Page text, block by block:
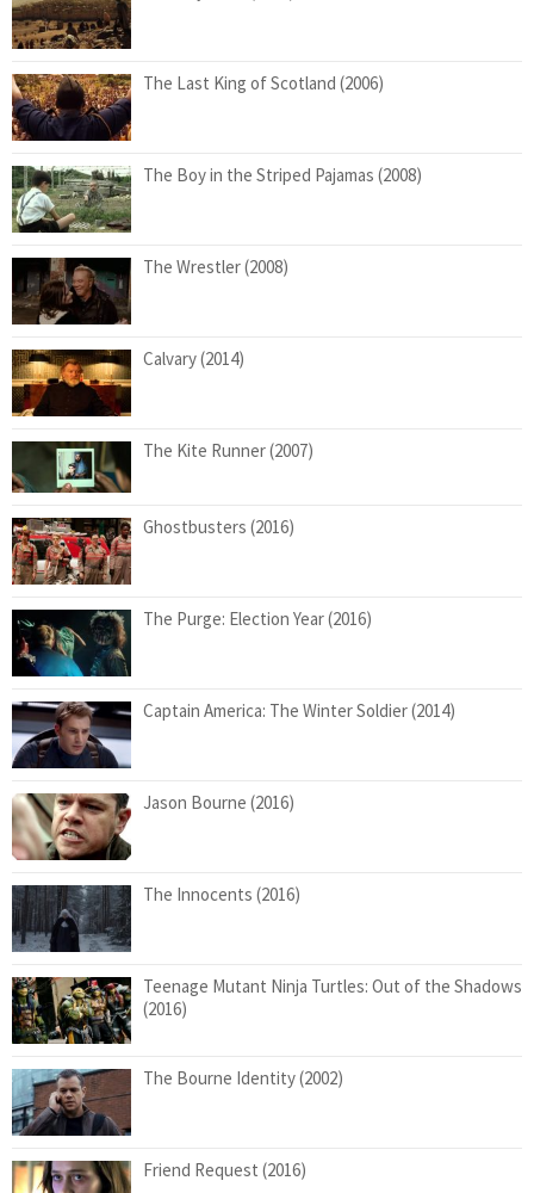
The Last King of Scotland (2006)
The Boy in the Striped Pajamas (2008)
The Wrestler (2008)
Calvary (2014)
The Kite Runner (2007)
Ghostbusters (2016)
The Purge: Election Year (2016)
Captain America: The Winter Soldier (2014)
Jason Bourne (2016)
The Innocents (2016)
Teenage Mutant Ninja Turtles: Out of the Shadows
(2016)
The Bourne Identity (2002)
Friend Request (2016)